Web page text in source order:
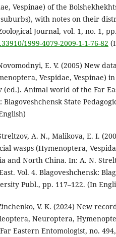
Vespinae) of the
with notes on their
Journal, vol. 1, no. 1,
1999-4079-2009-1-1-76-82
E. V. (2005) New
Vespidae, Vespinae)
(ed.). Animal world of the Far
Blagoveshchensk State
A. N., Malikova, E. I.
wasps (Hymenoptera,
and North China. In: A. N.
Vol. 4. Blagoveshchensk:
Publ., pp. 117–122. (In
V. K. (2024) New
Neuroptera,
Eastern Entomologist, no.